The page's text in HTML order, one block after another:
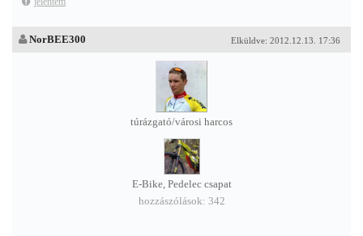
Elküldve: 2012.12.13. 17:36
NorBEE300
túrázgató/városi harcos
E-Bike, Pedelec csapat
hozzászólások: 342